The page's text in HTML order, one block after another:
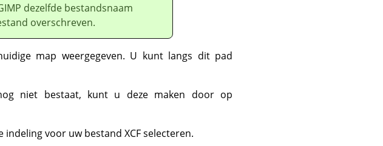
dezelfde bestandsnaam
overschreven.
map weergegeven. U kunt langs dit pad
niet bestaat, kunt u deze maken door op
voor uw bestand XCF selecteren.